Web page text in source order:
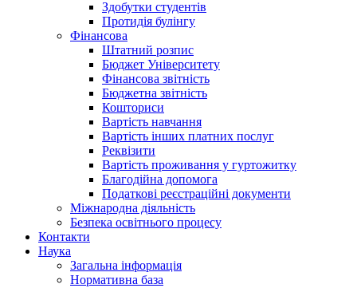
Здобутки студентів
Протидія булінгу
Фінансова
Штатний розпис
Бюджет Університету
Фінансова звітність
Бюджетна звітність
Кошториси
Вартість навчання
Вартість інших платних послуг
Реквізити
Вартість проживання у гуртожитку
Благодійна допомога
Податкові реєстраційні документи
Міжнародна діяльність
Безпека освітнього процесу
Контакти
Наука
Загальна інформація
Нормативна база